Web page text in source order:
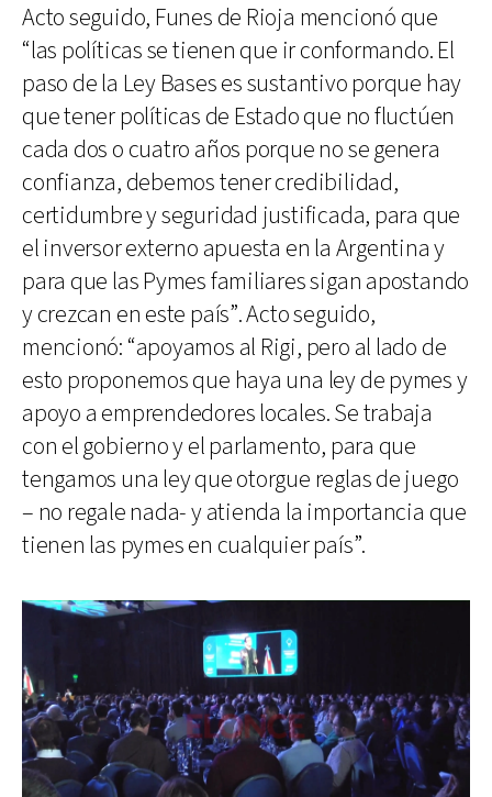
Acto seguido, Funes de Rioja mencionó que
“las políticas se tienen que ir conformando. El
paso de la Ley Bases es sustantivo porque hay
que tener políticas de Estado que no fluctúen
cada dos o cuatro años porque no se genera
confianza, debemos tener credibilidad,
certidumbre y seguridad justificada, para que
el inversor externo apuesta en la Argentina y
para que las Pymes familiares sigan apostando
y crezcan en este país”. Acto seguido,
mencionó: “apoyamos al Rigi, pero al lado de
esto proponemos que haya una ley de pymes y
apoyo a emprendedores locales. Se trabaja
con el gobierno y el parlamento, para que
tengamos una ley que otorgue reglas de juego
– no regale nada- y atienda la importancia que
tienen las pymes en cualquier país”.